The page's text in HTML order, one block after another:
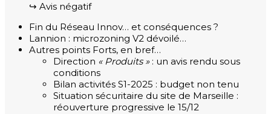
↪ Avis négatif
Fin du Réseau Innov… et conséquences ?
Lannion : microzoning V2 dévoilé…
Autres points Forts, en bref…
Direction « Produits »: un avis rendu sous
conditions
Bilan activités S1-2025 : budget non tenu
Situation sécuritaire du site de Marseille :
réouverture progressive le 15/12